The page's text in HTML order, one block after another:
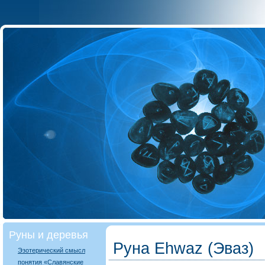
Руны и деревья
Эзотерический смысл
понятия «Славянские
Руна Ehwaz (Эваз)